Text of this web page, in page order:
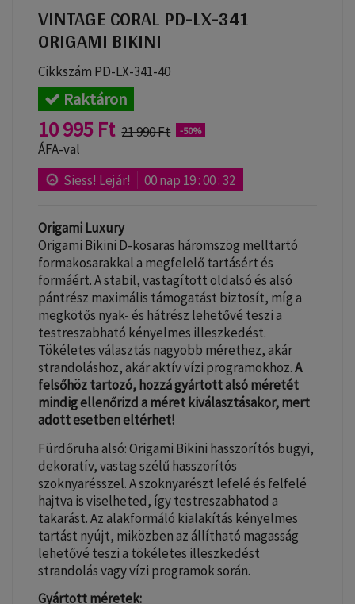
VINTAGE CORAL PD-LX-341
ORIGAMI BIKINI
Cikkszám PD-LX-341-40
Raktáron
10 995 Ft 21 990 Ft -50%
ÁFA-val
Siess! Lejár!
00nap 19:00:31
Origami Luxury
Origami Bikini D-kosaras háromszög melltartó
formakosarakkal a megfelelő tartásért és
formáért. A stabil, vastagított oldalsó és alsó
pántrész maximális támogatást biztosít, míg a
megkötős nyak- és hátrész lehetővé teszi a
testreszabható kényelmes illeszkedést.
Tökéletes választás nagyobb mérethez, akár
strandoláshoz, akár aktív vízi programokhoz.A
felsőhöz tartozó, hozzá gyártott alsó méretét
mindig ellenőrizd a méret kiválasztásakor, mert
adott esetben eltérhet!
Fürdőruha alsó: Origami Bikini hasszorítós bugyi,
dekoratív, vastag szélű hasszorítós
szoknyarésszel. A szoknyarészt lefelé és felfelé
hajtva is viselheted, így testreszabhatod a
takarást. Az alakformáló kialakítás kényelmes
tartást nyújt, miközben az állítható magasság
lehetővé teszi a tökéletes illeszkedést
strandolás vagy vízi programok során.
Gyártott méretek: